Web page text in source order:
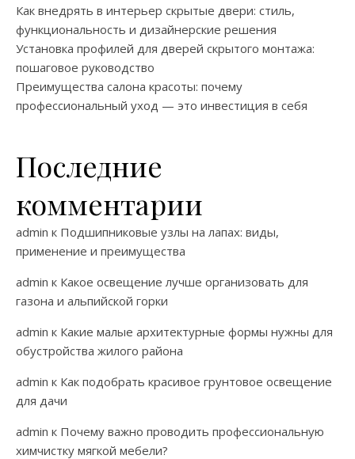
Как внедрять в интерьер скрытые двери: стиль,
функциональность и дизайнерские решения
Установка профилей для дверей скрытого монтажа:
пошаговое руководство
Преимущества салона красоты: почему
профессиональный уход — это инвестиция в себя
Последние
комментарии
admin к Подшипниковые узлы на лапах: виды,
применение и преимущества
admin к Какое освещение лучше организовать для
газона и альпийской горки
admin к Какие малые архитектурные формы нужны для
обустройства жилого района
admin к Как подобрать красивое грунтовое освещение
для дачи
admin к Почему важно проводить профессиональную
химчистку мягкой мебели?